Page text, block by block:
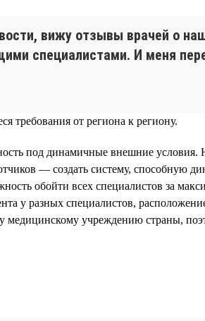
вижу отзывы врачей о
специалистами. И меня
требования от региона к региону.
под динамичные внешние условия.
— создать систему, способную
обойти всех специалистов за
у разных специалистов,
медицинскому учреждению страны,